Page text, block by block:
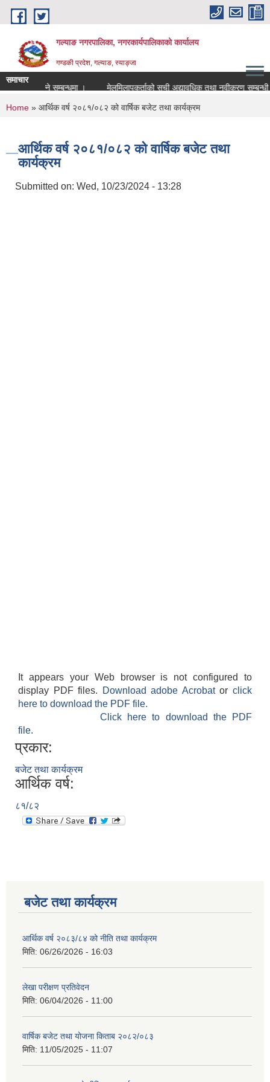
Skip to main content
गल्याङ नगरपालिका, नगरकार्यपालिकाको कार्यालय
गण्डकी प्रदेश, गल्याङ, स्याङ्जा
समाचार
खोल्ने सम्बन्धमा ।
मेलमिलापकर्ताको सूची अद्यावधिक तथा
You are here
Home » आर्थिक वर्ष २०८१/०८२ को वार्षिक बजेट तथा कार्यक्रम
आर्थिक वर्ष २०८१/०८२ को वार्षिक बजेट तथा
कार्यक्रम
Submitted on: Wed, 10/23/2024 - 13:28
It appears your Web browser is not configured to
display PDF files.
Download adobe Acrobatorclick
here to download the PDF file.
Click here to download the PDF
file.
प्रकार:
बजेट तथा कार्यक्रम
आर्थिक वर्ष:
८१/८२
बजेट तथा कार्यक्रम
आर्थिक वर्ष २०८३/८४ को नीति तथा कार्यक्रम
मिति: 06/26/2026 - 16:03
लेखा परीक्षण प्रतिवेदन
मिति: 06/04/2026 - 11:00
वार्षिक बजेट तथा योजना किताब २०८२/०८३
मिति: 11/05/2025 - 11:07